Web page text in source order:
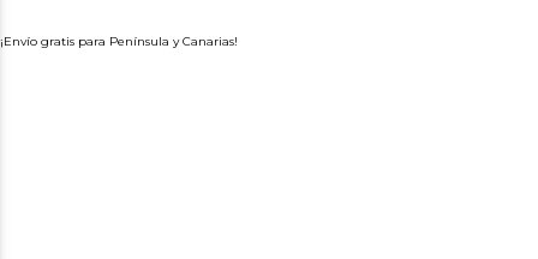
¡Envío gratis para Península y Canarias!